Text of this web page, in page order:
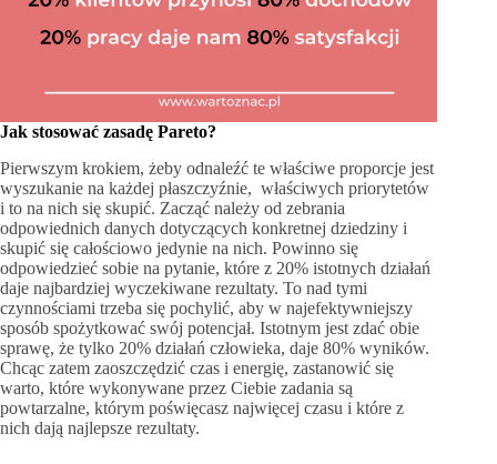
Jak stosować zasadę Pareto?
Pierwszym krokiem, żeby odnaleźć te właściwe proporcje jest
wyszukanie na każdej płaszczyźnie, właściwych priorytetów
i to na nich się skupić. Zacząć należy od zebrania
odpowiednich danych dotyczących konkretnej dziedziny i
skupić się całościowo jedynie na nich. Powinno się
odpowiedzieć sobie na pytanie, które z 20% istotnych działań
daje najbardziej wyczekiwane rezultaty. To nad tymi
czynnościami trzeba się pochylić, aby w najefektywniejszy
sposób spożytkować swój potencjał. Istotnym jest zdać obie
sprawę, że tylko 20% działań człowieka, daje 80% wyników.
Chcąc zatem zaoszczędzić czas i energię, zastanowić się
warto, które wykonywane przez Ciebie zadania są
powtarzalne, którym poświęcasz najwięcej czasu i które z
nich dają najlepsze rezultaty.